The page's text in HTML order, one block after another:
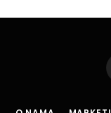
Podrška